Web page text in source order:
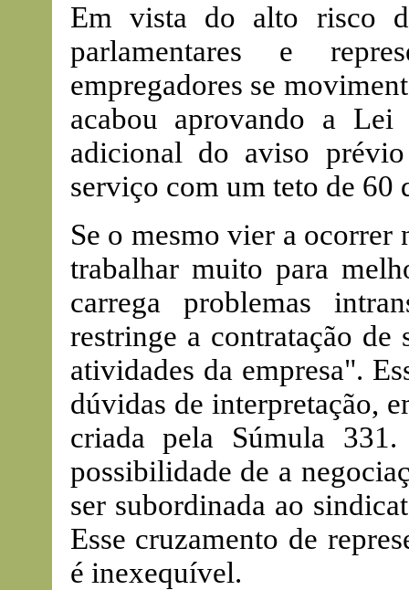
Em vista do alto risco
parlamentares e
empregadores se
acabou aprovando a Lei
adicional do aviso
serviço com um teto de 60
Se o mesmo vier a ocorrer
trabalhar muito para
carrega problemas
restringe a contratação de
atividades da empresa".
dúvidas de interpretação,
criada pela Súmula
possibilidade de a
ser subordinada ao
Esse cruzamento de
é inexequível.